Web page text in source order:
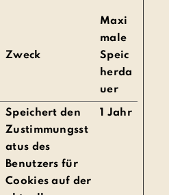
Zweck
Maxi
male
Speic
herda
uer
Speichert den
Zustimmungsst
atus des
Benutzers für
Cookies auf der
1 Jahr